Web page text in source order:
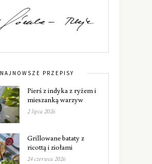
NAJNOWSZE PRZEPISY
Pierś z indyka z ryżem i
mieszanką warzyw
2 lipca 2026
Grillowane bataty z
ricottą i ziołami
24 czerwca 2026